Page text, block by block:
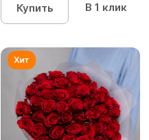
Купить В 1 клик